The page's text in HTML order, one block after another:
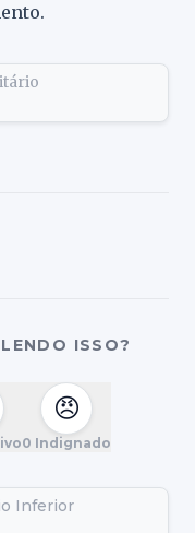
ISSO?
😠
0 Indignado
Inferior